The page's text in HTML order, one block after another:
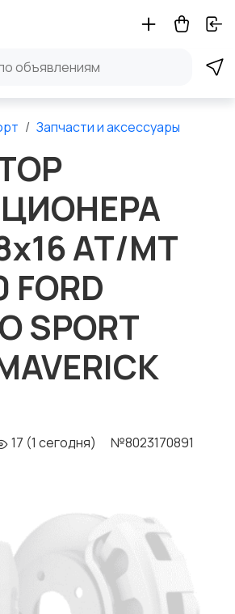
Запчасти и аксессуары
AT/MT
FORD
SPORT
17 (1 сегодня) №8023170891